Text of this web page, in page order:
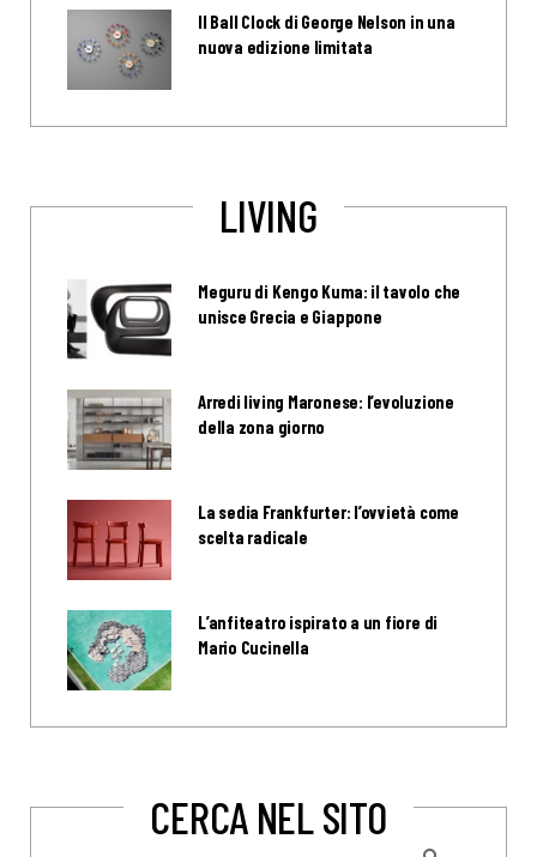
Il Ball Clock di George Nelson in una
nuova edizione limitata
LIVING
Meguru di Kengo Kuma: il tavolo che
unisce Grecia e Giappone
Arredi living Maronese: l’evoluzione
della zona giorno
La sedia Frankfurter: l’ovvietà come
scelta radicale
L’anfiteatro ispirato a un fiore di
Mario Cucinella
CERCA NEL SITO